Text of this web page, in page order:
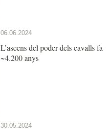
06.06.2024
L’ascens del poder dels cavalls fa
~4.200 anys
30.05.2024